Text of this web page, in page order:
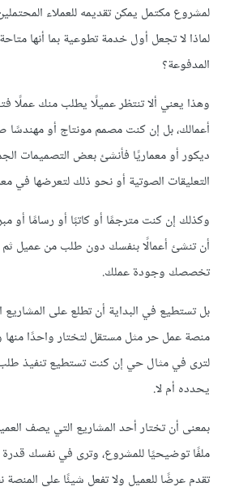
لمشروع مكتمل يمكن تقديمه للعملاء
لماذا لا تجعل أول خدمة تطوعية بما أنها
المدفوعة؟
وهذا يعني ألا تنتظر عميلًا يطلب منك
أعمالك، بل إن كنت مصمم مونتاج أو مهندسًا
ديكور أو معماريًا فأنشئ بعض التصميمات
التعليقات الصوتية أو نحو ذلك لتعرضها في
وكذلك إن كنت مترجمًا أو كاتبًا أو رسامًا أو
أن تنشئ أعمالًا بنفسك دون طلب من عميل
تخصصك وجودة عملك.
بل تستطيع في البداية أن تطلع على
منصة عمل حر مثل مستقل لتختار واحدًا منها
لترى في مثال حي إن كنت تستطيع تنفيذ
يحدده أم لا.
بمعنى أن تختار أحد المشاريع التي يصف
ملفًا توضيحيًا للمشروع، وترى في نفسك قدرة
تقدم عرضًا للعميل ولا تفعل شيئًا على